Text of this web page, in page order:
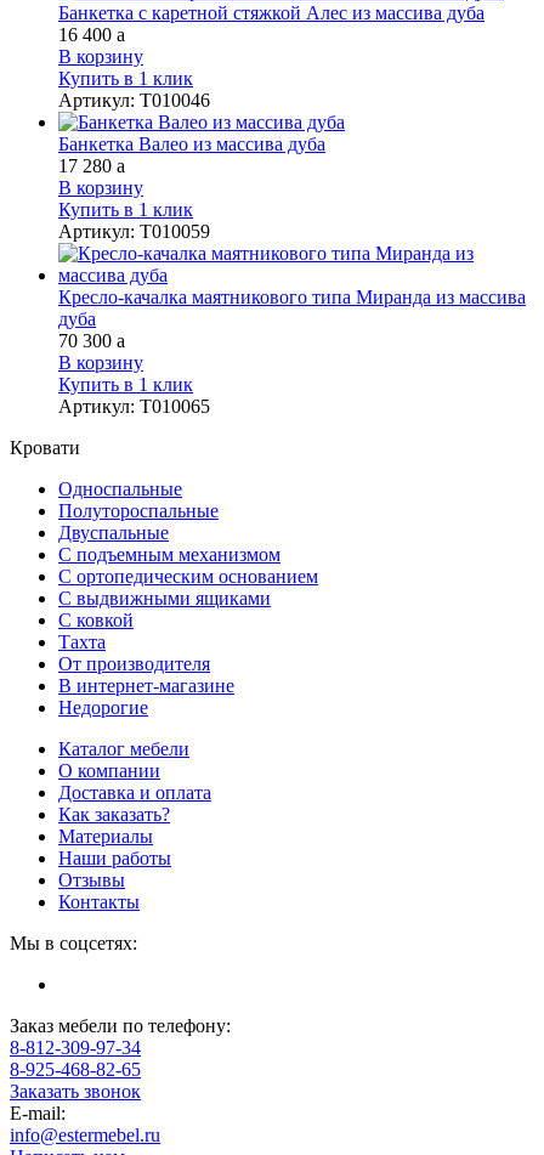
Банкетка с каретной стяжкой Алес из массива дуба
16 400 a
В корзину
Купить в 1 клик
Артикул: Т010046
Банкетка Валео из массива дуба
17 280 a
В корзину
Купить в 1 клик
Артикул: Т010059
Кресло-качалка маятникового типа Миранда из массива
дуба
70 300 a
В корзину
Купить в 1 клик
Артикул: Т010065
Кровати
Односпальные
Полутороспальные
Двуспальные
С подъемным механизмом
С ортопедическим основанием
С выдвижными ящиками
С ковкой
Тахта
От производителя
В интернет-магазине
Недорогие
Каталог мебели
О компании
Доставка и оплата
Как заказать?
Материалы
Наши работы
Отзывы
Контакты
Мы в соцсетях:
Заказ мебели по телефону:
8-812-309-97-34
8-925-468-82-65
Заказать звонок
E-mail:
info@estermebel.ru